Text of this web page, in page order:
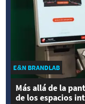
E&N BRANDLAB
Más allá de la
de los espacios